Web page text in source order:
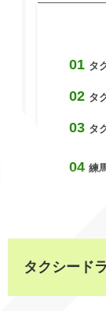
タ
タ
タ
練
タクシード